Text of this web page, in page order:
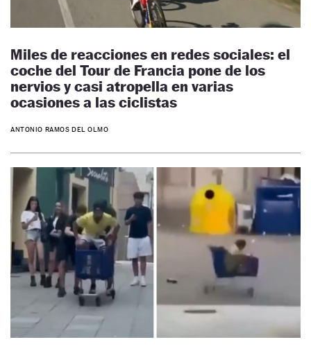
Miles de reacciones en redes sociales: el
coche del Tour de Francia pone de los
nervios y casi atropella en varias
ocasiones a las ciclistas
ANTONIO RAMOS DEL OLMO